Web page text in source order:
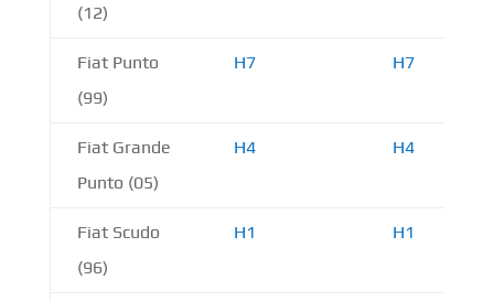
(12)
Fiat Punto
(99)
H7 H7
Fiat Grande
Punto (05)
H4 H4
Fiat Scudo
(96)
H1 H1